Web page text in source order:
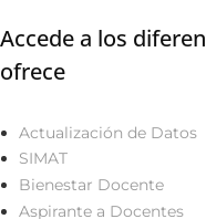
5.
Manuel
González
Edwin
Accede a los
ofrece
Actualización de Datos
SIMAT
Bienestar Docente
Aspirante a Docentes